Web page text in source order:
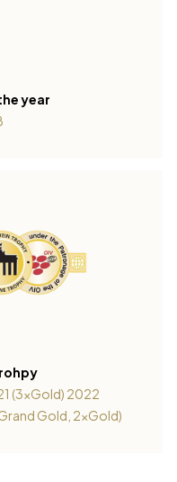
year
(3xGold) 2022
Gold, 2xGold)